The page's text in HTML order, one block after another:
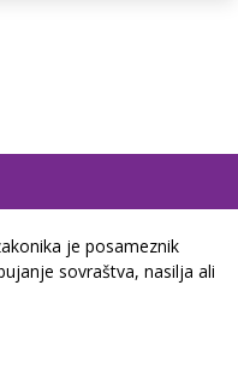
je posameznik
sovraštva, nasilja ali